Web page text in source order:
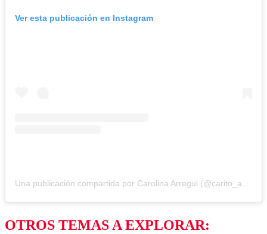
Ver esta publicación en Instagram
Una publicación compartida por Carolina Arregui (@carito_arregui)
OTROS TEMAS A EXPLORAR: